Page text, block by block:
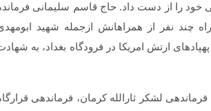
فرمانده نظامی خود را از دست داد. حاج قاسم سلیمانی
چند نفر از همراهانش ازجمله شهید
ارتش امریکا در فرودگاه بغداد، به
لشکر ثارالله کرمان، فرماندهی